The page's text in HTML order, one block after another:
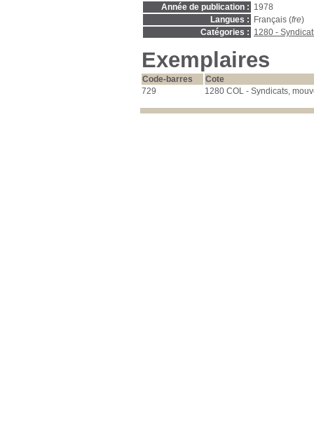
Année de publication : 1978
Langues :
Français (fre)
Catégories : 1280 -
Exemplaires
Code-barres
Cote
729
1280 COL - Syndicats,